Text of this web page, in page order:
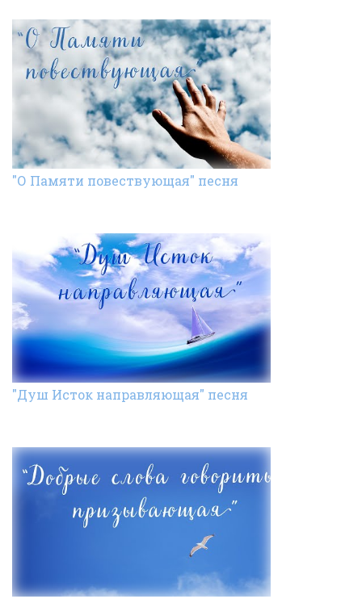
"О Памяти повествующая" песня
"Душ Исток направляющая" песня